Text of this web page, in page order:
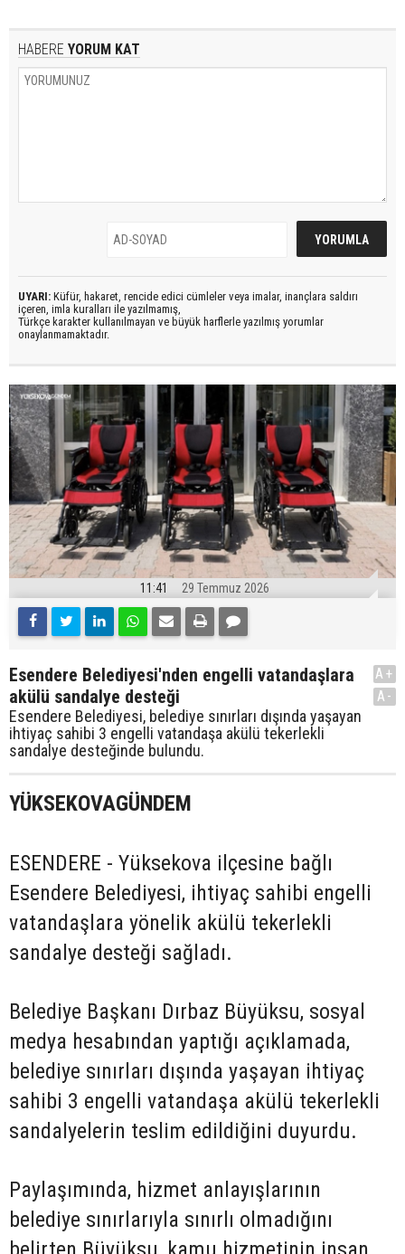
HABERE YORUM KAT
UYARI: Küfür, hakaret, rencide edici cümleler veya imalar, inançlara saldırı
içeren, imla kuralları ile yazılmamış,
Türkçe karakter kullanılmayan ve büyük harflerle yazılmış yorumlar
onaylanmamaktadır.
11:41 29 Temmuz 2026
Esendere Belediyesi'nden engelli vatandaşlara
akülü sandalye desteği
Esendere Belediyesi, belediye sınırları dışında yaşayan
ihtiyaç sahibi 3 engelli vatandaşa akülü tekerlekli
sandalye desteğinde bulundu.
A+
A-
YÜKSEKOVAGÜNDEM
ESENDERE - Yüksekova ilçesine bağlı
Esendere Belediyesi, ihtiyaç sahibi engelli
vatandaşlara yönelik akülü tekerlekli
sandalye desteği sağladı.
Belediye Başkanı Dırbaz Büyüksu, sosyal
medya hesabından yaptığı açıklamada,
belediye sınırları dışında yaşayan ihtiyaç
sahibi 3 engelli vatandaşa akülü tekerlekli
sandalyelerin teslim edildiğini duyurdu.
Paylaşımında, hizmet anlayışlarının
belediye sınırlarıyla sınırlı olmadığını